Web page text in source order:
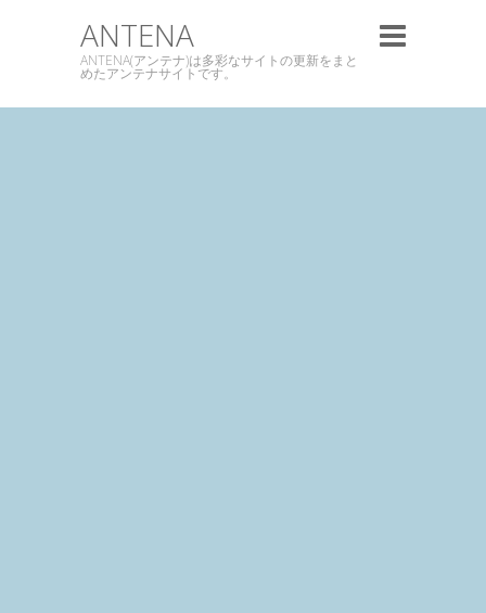
ANTENA
ANTENA(アンテナ)は多彩なサイトの更新をまと
めたアンテナサイトです。